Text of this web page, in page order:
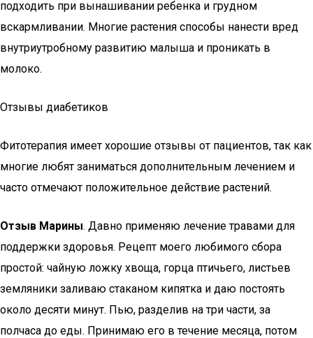
подходить при вынашивании ребенка и грудном
вскармливании. Многие растения способы нанести вред
внутриутробному развитию малыша и проникать в
молоко.
Отзывы диабетиков
Фитотерапия имеет хорошие отзывы от пациентов, так как
многие любят заниматься дополнительным лечением и
часто отмечают положительное действие растений.
Отзыв Марины. Давно применяю лечение травами для
поддержки здоровья. Рецепт моего любимого сбора
простой: чайную ложку хвоща, горца птичьего, листьев
земляники заливаю стаканом кипятка и даю постоять
около десяти минут. Пью, разделив на три части, за
полчаса до еды. Принимаю его в течение месяца, потом